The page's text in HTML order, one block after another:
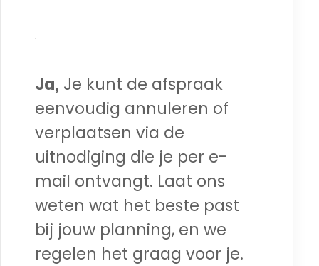
Ja, Je kunt de afspraak
eenvoudig annuleren of
verplaatsen via de
uitnodiging die je per e-
mail ontvangt. Laat ons
weten wat het beste past
bij jouw planning, en we
regelen het graag voor je.